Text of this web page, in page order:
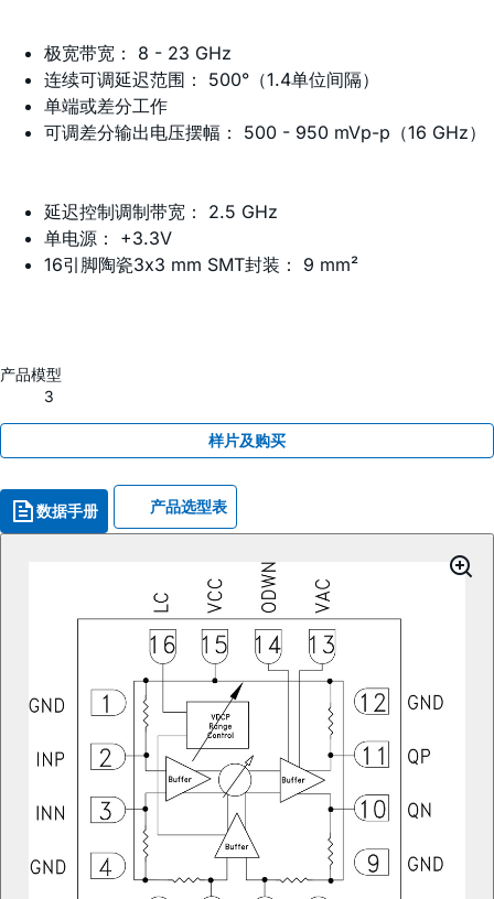
极宽带宽： 8 - 23 GHz
连续可调延迟范围： 500°（1.4单位间隔）
单端或差分工作
可调差分输出电压摆幅： 500 - 950 mVp-p（16 GHz）
延迟控制调制带宽： 2.5 GHz
单电源： +3.3V
16引脚陶瓷3x3 mm SMT封装： 9 mm²
产品模型
3
样片及购买
数据手册 产品选型表